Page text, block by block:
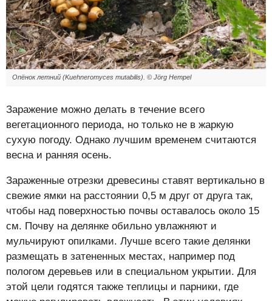
Опёнок летний (Kuehneromyces mutabilis). © Jörg Hempel
Заражение можно делать в течение всего
вегетационного периода, но только не в жаркую
сухую погоду. Однако лучшим временем считаются
весна и ранняя осень.
Зараженные отрезки древесины ставят вертикально в
свежие ямки на расстоянии 0,5 м друг от друга так,
чтобы над поверхностью почвы оставалось около 15
см. Почву на делянке обильно увлажняют и
мульчируют опилками. Лучше всего такие делянки
размещать в затененных местах, например под
пологом деревьев или в специальном укрытии. Для
этой цели годятся также теплицы и парники, где